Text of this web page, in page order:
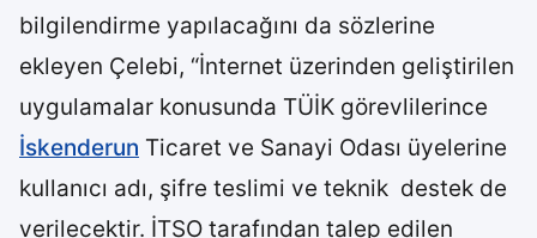
bilgilendirme yapılacağını da sözlerine
ekleyen Çelebi, “İnternet üzerinden geliştirilen
uygulamalar konusunda TÜİK görevlilerince
İskenderun Ticaret ve Sanayi Odası üyelerine
kullanıcı adı, şifre teslimi ve teknik destek de
verilecektir. İTSO tarafından talep edilen